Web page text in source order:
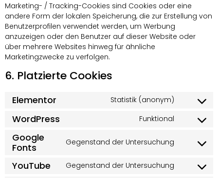
Marketing- / Tracking-Cookies sind Cookies oder eine
andere Form der lokalen Speicherung, die zur Erstellung von
Benutzerprofilen verwendet werden, um Werbung
anzuzeigen oder den Benutzer auf dieser Website oder
über mehrere Websites hinweg für ähnliche
Marketingzwecke zu verfolgen.
6. Platzierte Cookies
Elementor Statistik (anonym)
WordPress Funktional
Google
Fonts
Gegenstand der Untersuchung
YouTube Gegenstand der Untersuchung